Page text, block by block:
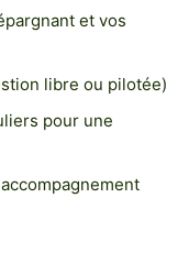
et vos
libre ou pilotée)
pour une